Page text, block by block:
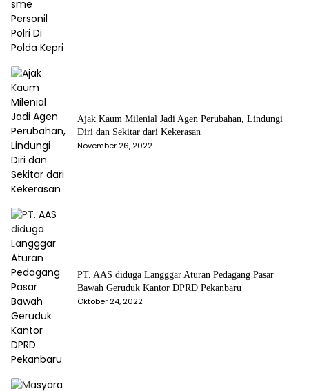
Ajak Kaum Milenial Jadi Agen Perubahan, Lindungi
Diri dan Sekitar dari Kekerasan
November 26, 2022
PT. AAS diduga Langggar Aturan Pedagang Pasar
Bawah Geruduk Kantor DPRD Pekanbaru
Oktober 24, 2022